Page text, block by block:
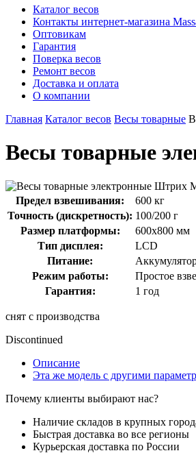
Каталог весов
Контакты интернет-магазина
Оптовикам
Гарантия
Поверка весов
Ремонт весов
Доставка и оплата
О компании
Главная Каталог весов Весы товарные
Весы товарные
Предел взвешивания:
600 кг
Точность (дискретность): 100/200 г
Размер платформы:
600x800 мм
Тип дисплея:
LCD
Питание:
Режим работы:
Простое
Гарантия:
1 год
снят с производства
Discontinued
Описание
Эта же модель с другими
Почему клиенты выбирают нас?
Наличие складов в крупных
Быстрая доставка во все регионы
Курьерская доставка по России